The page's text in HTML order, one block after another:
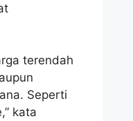
terendah
Seperti
kata